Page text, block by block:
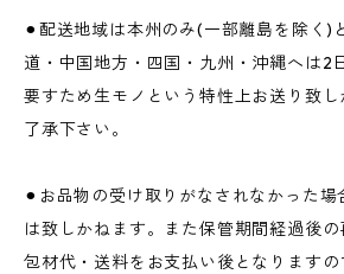
⚫︎配送地域は本州のみ(一部離島を除く)
道・中国地方・四国・九州・沖縄へは2
要すため生モノという特性上お送り致
了承下さい。
⚫︎お品物の受け取りがなされなかった
は致しかねます。また保管期間経過後
包材代・送料をお支払い後となりますの